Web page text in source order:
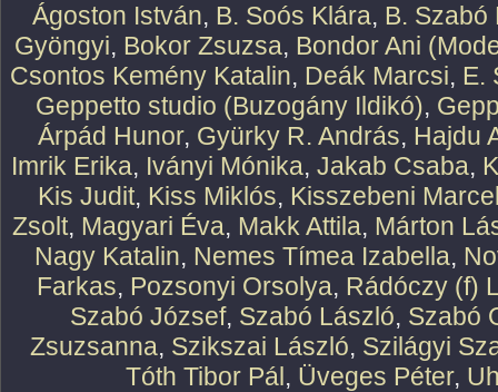
Ágoston István, B. Soós Klára, B. Szabó
Gyöngyi, Bokor Zsuzsa, Bondor Ani
Csontos Kemény Katalin, Deák Marcsi, E.
Geppetto studio (Buzogány Ildikó),
Árpád Hunor, Gyürky R. András, Hajdu
Imrik Erika, Iványi Mónika, Jakab Csaba,
Kis Judit, Kiss Miklós, Kisszebeni
Zsolt, Magyari Éva, Makk Attila, Márton
Nagy Katalin, Nemes Tímea Izabella,
Farkas, Pozsonyi Orsolya, Rádóczy (f)
Szabó József, Szabó László, Szabó
Zsuzsanna, Szikszai László, Szilágyi
Tóth Tibor Pál, Üveges Péter,